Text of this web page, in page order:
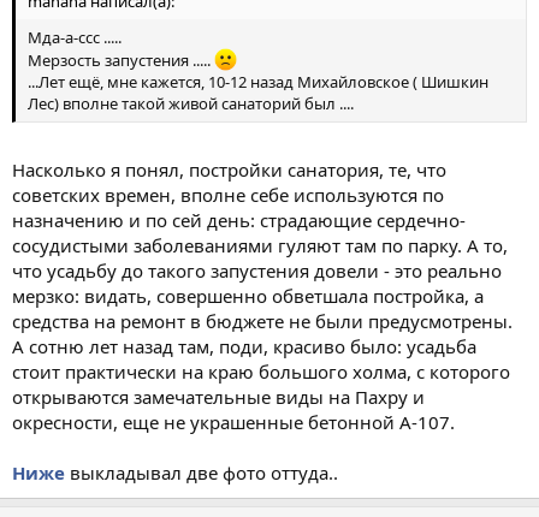
Мда-а-ссс .....
Мерзость запустения .....
...Лет ещё, мне кажется, 10-12 назад Михайловское ( Шишкин
Лес) вполне такой живой санаторий был ....
Насколько я понял, постройки санатория, те, что
советских времен, вполне себе используются по
назначению и по сей день: страдающие сердечно-
сосудистыми заболеваниями гуляют там по парку. А то,
что усадьбу до такого запустения довели - это реально
мерзко: видать, совершенно обветшала постройка, а
средства на ремонт в бюджете не были предусмотрены.
А сотню лет назад там, поди, красиво было: усадьба
стоит практически на краю большого холма, с которого
открываются замечательные виды на Пахру и
окресности, еще не украшенные бетонной А-107.
Ниже выкладывал две фото оттуда..